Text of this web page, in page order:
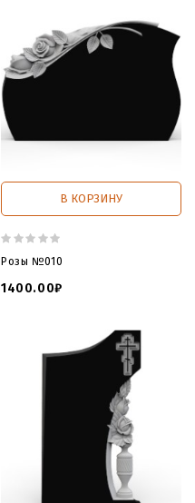
В КОРЗИНУ
Розы №010
1400.00₽